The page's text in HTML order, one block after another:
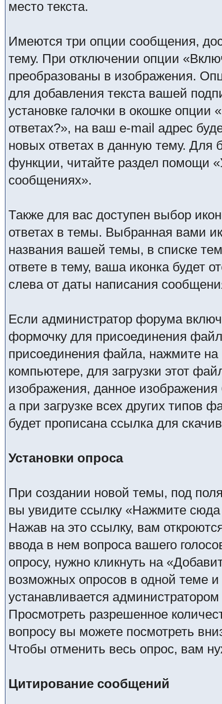
место текста.
Имеются три опции сообщения,
тему. При отключении опции
преобразованы в изображения.
для добавления текста вашей
установке галочки в окошке
ответах?», на ваш e-mail адрес
новых ответах в данную тему.
функции, читайте раздел помощи
сообщениях».
Также для вас доступен выбор
ответах в темы. Выбранная вами
названия вашей темы, в списке
ответе в тему, ваша иконка будет
слева от даты написания
Если администратор форума
формочку для присоединения
присоединения файла, нажмите
компьютере, для загрузки этот
изображения, данное
а при загрузке всех других типов
будет прописана ссылка для
Установки опроса
При создании новой темы, под
вы увидите ссылку «Нажмите
Нажав на это ссылку, вам
ввода в нем вопроса вашего
опросу, нужно кликнуть на
возможных опросов в одной теме и
устанавливается
Просмотреть разрешенное
вопросу вы можете посмотреть
Чтобы отменить весь опрос, вам
Цитирование сообщений